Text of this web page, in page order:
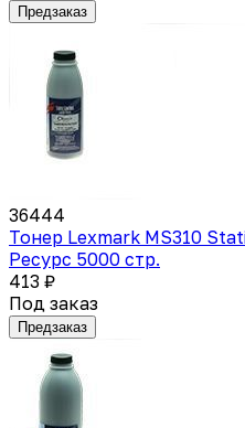
Предзаказ
36444
Тонер Lexmark MS310
Ресурс 5000 стр.
413 ₽
Под заказ
Предзаказ